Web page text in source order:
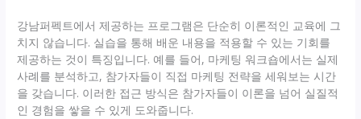
강남퍼펙트에서 제공하는 프로그램은 단순히 이론적인 교육에 그
치지 않습니다. 실습을 통해 배운 내용을 적용할 수 있는 기회를
제공하는 것이 특징입니다. 예를 들어, 마케팅 워크숍에서는 실제
사례를 분석하고, 참가자들이 직접 마케팅 전략을 세워보는 시간
을 갖습니다. 이러한 접근 방식은 참가자들이 이론을 넘어 실질적
인 경험을 쌓을 수 있게 도와줍니다.